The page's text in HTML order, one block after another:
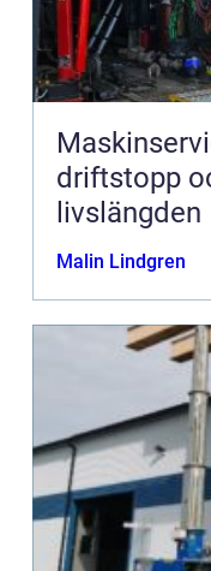
driftstopp
livslängden
Malin Lindgren